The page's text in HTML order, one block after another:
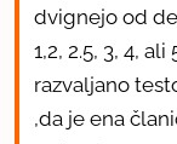
dvignejo od
1,2, 2.5, 3, 4,
razvaljano
,da je ena